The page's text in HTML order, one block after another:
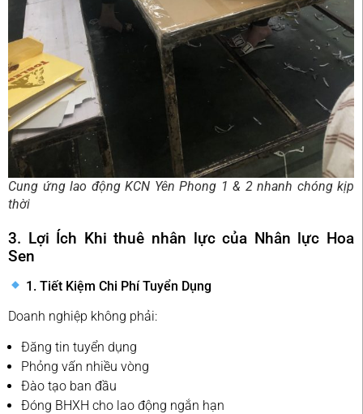
Cung ứng lao động KCN Yên Phong 1 & 2 nhanh chóng kịp
thời
3. Lợi Ích Khi thuê nhân lực của Nhân lực Hoa
Sen
1. Tiết Kiệm Chi Phí Tuyển Dụng
Doanh nghiệp không phải:
Đăng tin tuyển dụng
Phỏng vấn nhiều vòng
Đào tạo ban đầu
Đóng BHXH cho lao động ngắn hạn